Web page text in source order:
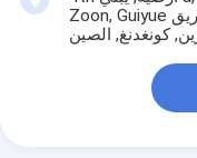
Zoon, Guiyue طريق, Guihua قرية, Guanlan مدينة, Baoan
كونغدنغ, الصين